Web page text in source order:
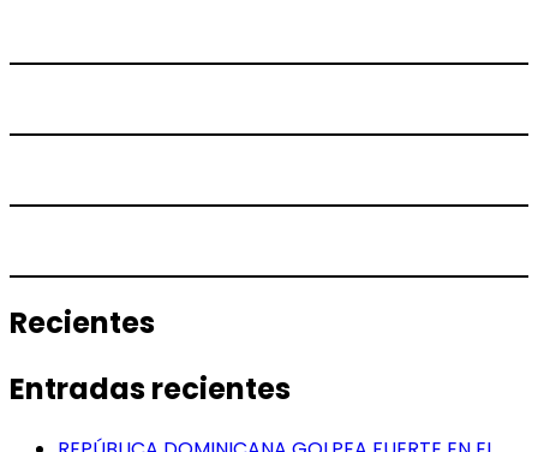
Recientes
Entradas recientes